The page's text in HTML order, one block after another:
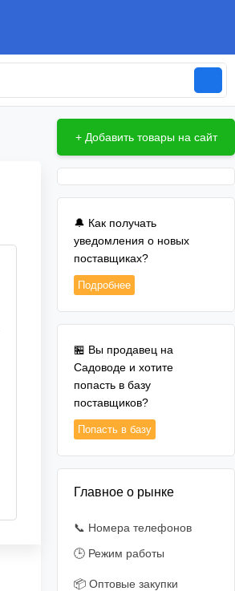
+ Добавить товары на сайт
🔔 Как получать
уведомления о новых
поставщиках?
Подробнее
🏪 Вы продавец на
Садоводе и хотите
попасть в базу
поставщиков?
Попасть в базу
Главное о рынке
📞 Номера телефонов
🕒 Режим работы
📦 Оптовые закупки